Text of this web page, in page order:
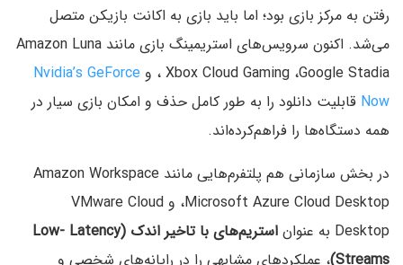
رفتن به مرکز بازی بود؛ اما باید بازی به اکانت بازیکن متصل
می‌شد. اکنون سرویس‌های استریمینگ بازی مانند Amazon Luna
، Xbox Cloud Gaming ،Google Stadia و
Nvidia’s GeForce
Now قابلیت دانلود را به طور کامل حذف و امکان بازی سیار در
همه دستگاه‌ها را فراهم‌کرده‌اند.
در بخش سازمانی هم پلتفرم‌هایی مانند Amazon Workspace
،Microsoft Azure Cloud Desktop و VMware Cloud
Desktop به عنوان
استریم‌های با
تاخیر اندک (Low- Latency
Streams) ، عملکردهای مشابهی را در رایانه‌های شخصی و